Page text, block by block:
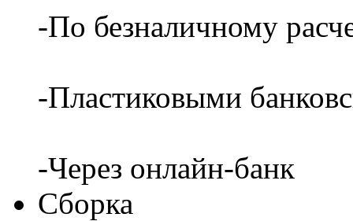
-По безналичному
-Пластиковыми
-Через онлайн-банк
Сборка